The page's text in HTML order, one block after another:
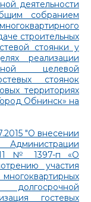
деятельности
собранием
строительных
стоянки у
реализации
целевой
стоянок
территориях
Обнинск» на
"О внесении
№ 1397-п «О
участия
гостевых